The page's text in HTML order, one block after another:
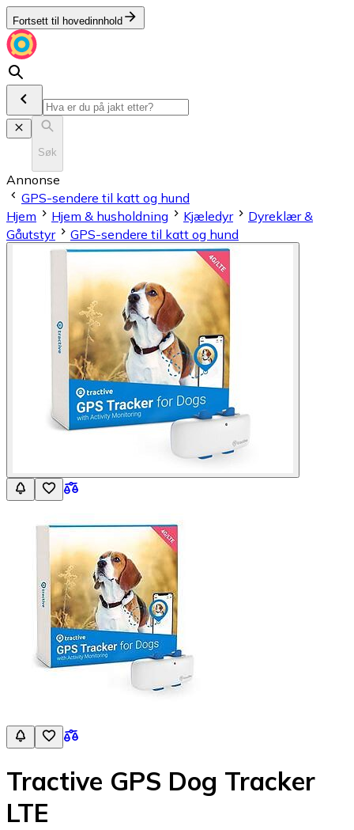
Fortsett til hovedinnhold
Søk
Annonse
GPS-sendere til katt og hund
Hjem
Hjem & husholdning Kjæledyr
Dyreklær &
Gåutstyr
GPS-sendere til katt og hund
Tractive GPS Dog Tracker
LTE